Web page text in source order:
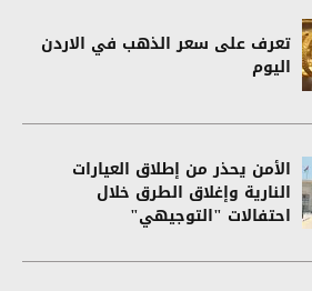
تعرف على سعر الذهب في الاردن
اليوم
الأمن يحذر من إطلاق العيارات
النارية وإغلاق الطرق خلال
احتفالات "التوجيهي"